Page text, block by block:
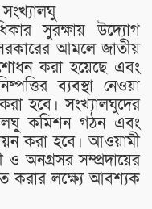
সংখ্যালঘু
সুরক্ষায় উদ্যোগ
আমলে জাতীয়
করা হয়েছে এবং
ব্যবস্থা নেওয়া
হবে। সংখ্যালঘুদের
কমিশন গঠন এবং
করা হবে। আওয়ামী
ও অনগ্রসর সম্প্রদায়ের
করার লক্ষ্যে আবশ্যক